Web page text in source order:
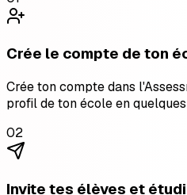
Crée le compte de ton
Crée ton compte dans
profil de ton école en
02
Invite tes élèves et